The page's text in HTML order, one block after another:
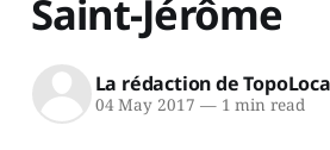
Saint-Jérôme
La rédaction de
04 May 2017 —1 min read